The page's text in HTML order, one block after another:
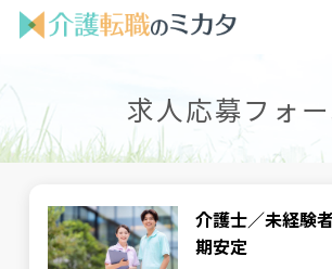
求人応募フォ
介護士／未経験
期安定